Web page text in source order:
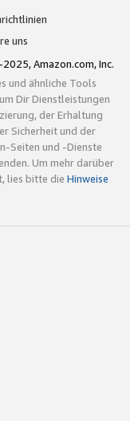
uns
Amazon.com, Inc.
und ähnliche Tools
Dir Dienstleistungen
der Erhaltung
Sicherheit und der
Seiten und -Dienste
Um mehr darüber
lies bitte die Hinweise